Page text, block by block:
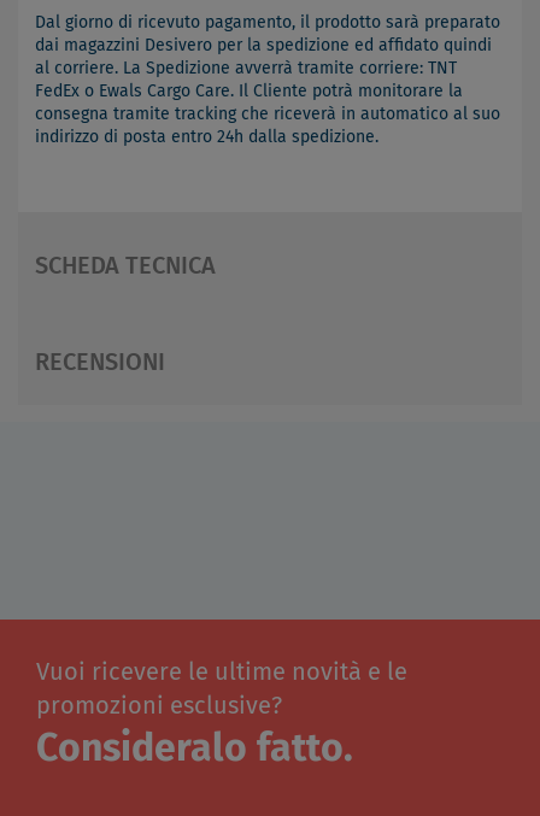
Dal giorno di ricevuto pagamento, il prodotto sarà preparato
dai magazzini Desivero per la spedizione ed affidato quindi
al corriere. La Spedizione avverrà tramite corriere: TNT
FedEx o Ewals Cargo Care. Il Cliente potrà monitorare la
consegna tramite tracking che riceverà in automatico al suo
indirizzo di posta entro 24h dalla spedizione.
SCHEDA TECNICA
RECENSIONI
Vuoi ricevere le ultime novità e le
promozioni esclusive?
Consideralo fatto.